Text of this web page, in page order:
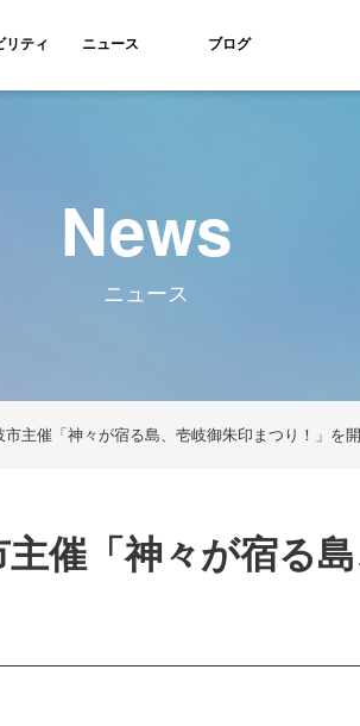
リティ ニュース ブログ
News
ニュース
市主催「神々が宿る島、壱岐御朱印まつり！」を
催「神々が宿る